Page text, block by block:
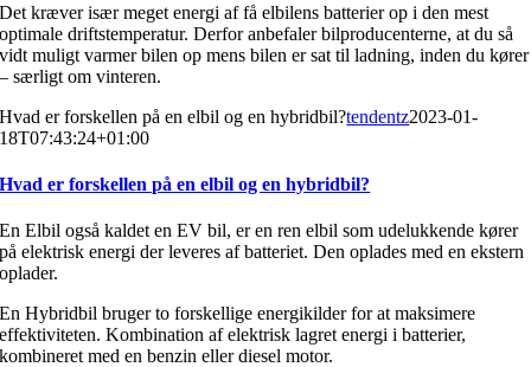
Det kræver især meget energi af få elbilens batterier op i den mest
optimale driftstemperatur. Derfor anbefaler bilproducenterne, at du så
vidt muligt varmer bilen op mens bilen er sat til ladning, inden du kører
– særligt om vinteren.
Hvad er forskellen på en elbil og en hybridbil?tendentz2023-01-
18T07:43:24+01:00
Hvad er forskellen på en elbil og en hybridbil?
En Elbil også kaldet en EV bil, er en ren elbil som udelukkende kører
på elektrisk energi der leveres af batteriet. Den oplades med en ekstern
oplader.
En Hybridbil bruger to forskellige energikilder for at maksimere
effektiviteten. Kombination af elektrisk lagret energi i batterier,
kombineret med en benzin eller diesel motor.